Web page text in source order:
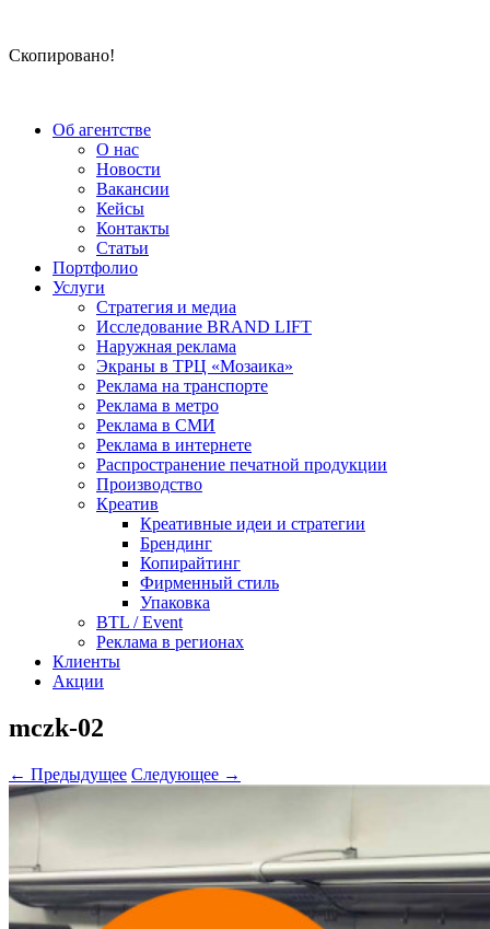
Скопировано!
Об агентстве
О нас
Новости
Вакансии
Кейсы
Контакты
Статьи
Портфолио
Услуги
Стратегия и медиа
Исследование BRAND LIFT
Наружная реклама
Экраны в ТРЦ «Мозаика»
Реклама на транспорте
Реклама в метро
Реклама в СМИ
Реклама в интернете
Распространение печатной продукции
Производство
Креатив
Креативные идеи и стратегии
Брендинг
Копирайтинг
Фирменный стиль
Упаковка
BTL / Event
Реклама в регионах
Клиенты
Акции
mczk-02
← Предыдущее Следующее →